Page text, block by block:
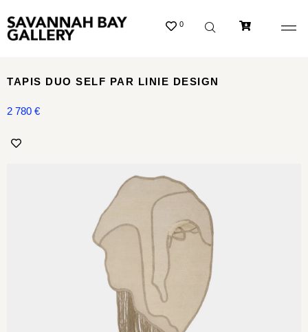
0
TAPIS DUO SELF PAR LINIE DESIGN
2 780 €